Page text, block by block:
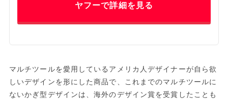
ヤフーで詳細を見る
マルチツールを愛用しているアメリカ人デザイナーが自ら欲
しいデザインを形にした商品で、これまでのマルチツールに
ないかぎ型デザインは、海外のデザイン賞を受賞したことも